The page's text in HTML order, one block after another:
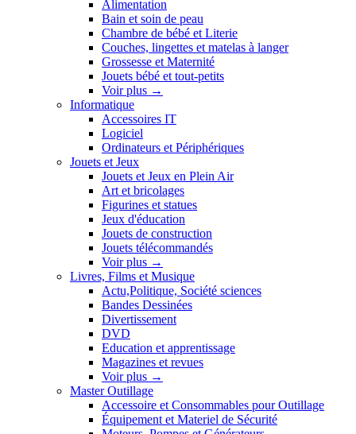
Alimentation
Bain et soin de peau
Chambre de bébé et Literie
Couches, lingettes et matelas à langer
Grossesse et Maternité
Jouets bébé et tout-petits
Voir plus →
Informatique
Accessoires IT
Logiciel
Ordinateurs et Périphériques
Jouets et Jeux
Jouets et Jeux en Plein Air
Art et bricolages
Figurines et statues
Jeux d'éducation
Jouets de construction
Jouets télécommandés
Voir plus →
Livres, Films et Musique
Actu,Politique, Société sciences
Bandes Dessinées
Divertissement
DVD
Education et apprentissage
Magazines et revues
Voir plus →
Master Outillage
Accessoire et Consommables pour Outillage
Équipement et Materiel de Sécurité